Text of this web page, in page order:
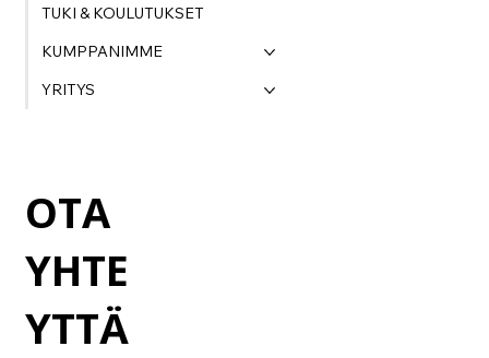
TUKI & KOULUTUKSET
KUMPPANIMME
YRITYS
OTA
YHTE
YTTÄ